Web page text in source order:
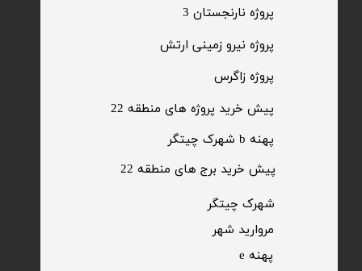
پیش خرید برج های منطقه 22
پهنه b شهرک چیتگر
پیش خرید پروژه های منطقه 22
​پروژه زاگرس
​پروژه نیرو زمینی ارتش
​پروژه نارنجستان 3
​شهرک چیتگر
مروارید شهر​​​​​​​
پهنه e